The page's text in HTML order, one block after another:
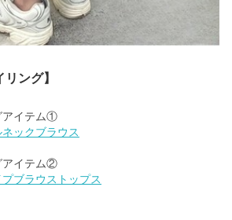
ング】
ックブラウス
ブラウストップス